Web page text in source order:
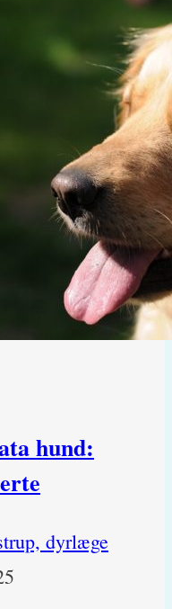
hund:
dyrlæge